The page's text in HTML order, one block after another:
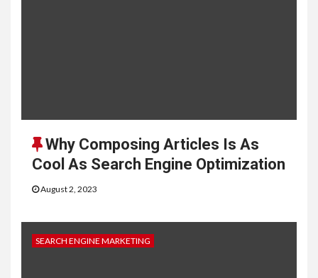
Why Composing Articles Is As
Cool As Search Engine Optimization
August 2, 2023
SEARCH ENGINE MARKETING